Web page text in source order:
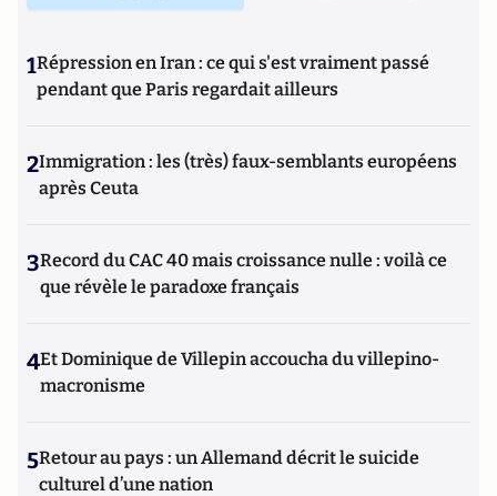
1Répression en Iran : ce qui s'est vraiment passé
pendant que Paris regardait ailleurs
2Immigration : les (très) faux-semblants européens
après Ceuta
3Record du CAC 40 mais croissance nulle : voilà ce
que révèle le paradoxe français
4Et Dominique de Villepin accoucha du villepino-
macronisme
5Retour au pays : un Allemand décrit le suicide
culturel d’une nation